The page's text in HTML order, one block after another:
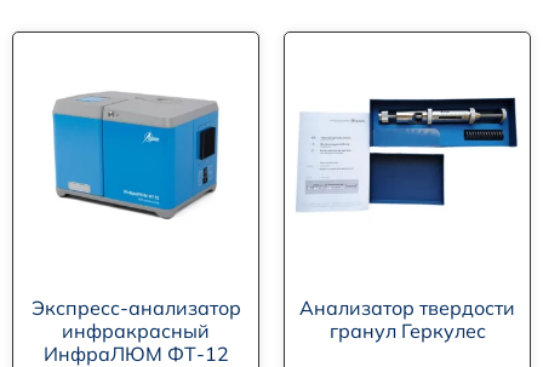
Экспресс-анализатор
инфракрасный
ИнфраЛЮМ ФТ-12
Анализатор твердости
гранул Геркулес